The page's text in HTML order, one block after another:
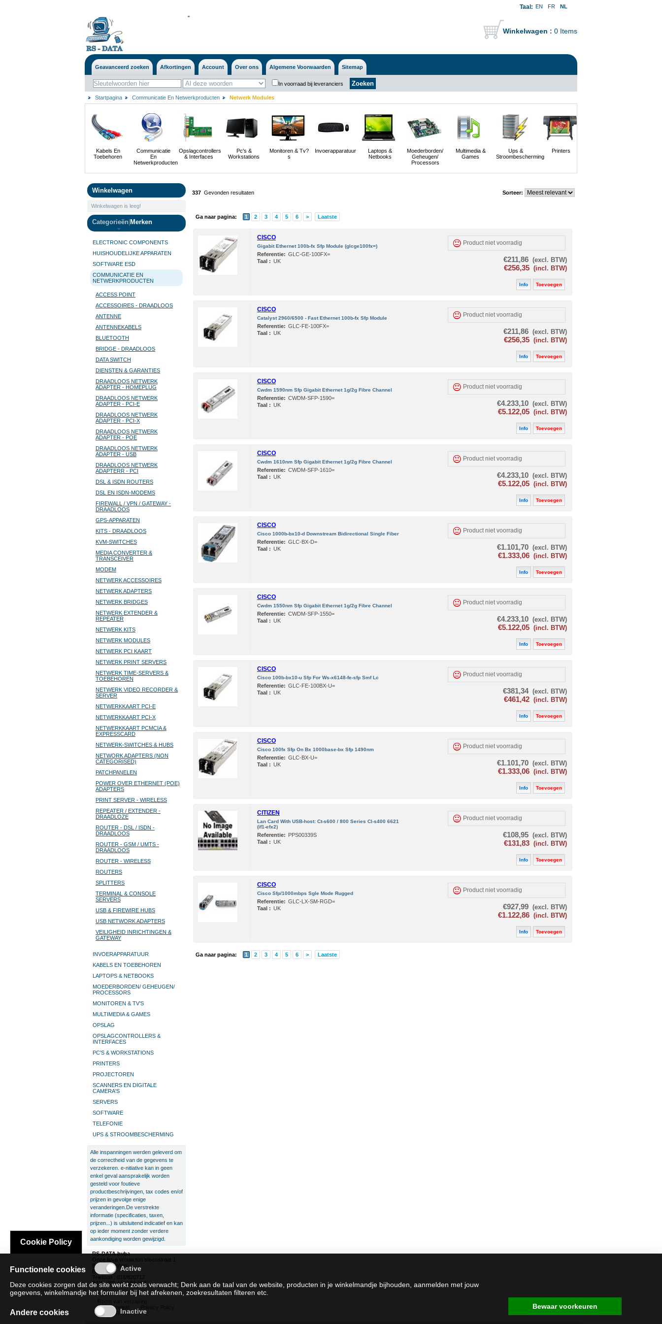
Taal: EN FR
NL
''
Winkelwagen : 0 Items
Geavanceerd zoeken Afkortingen Account Over ons Algemene Voorwaarden Sitemap
In voorraad bij leveranciers
Startpagina Communicatie En Netwerkproducten Netwerk Modules
Kabels En
Toebehoren
Communicatie
En
Netwerkproducten
Opslagcontrollers
& Interfaces
Pc's &
Workstations
Monitoren & Tv?
s
Invoerapparatuur
Laptops &
Netbooks
Moederborden/
Geheugen/
Processors
Multimedia &
Games
Ups &
Stroombescherming
Printers
Winkelwagen
Winkelwagen is leeg!
Categorieën Merken
ELECTRONIC COMPONENTS
HUISHOUDELIJKE APPARATEN
SOFTWARE ESD
COMMUNICATIE EN
NETWERKPRODUCTEN
ACCESS POINT
ACCESSOIRES - DRAADLOOS
ANTENNE
ANTENNEKABELS
BLUETOOTH
BRIDGE - DRAADLOOS
DATA SWITCH
DIENSTEN & GARANTIES
DRAADLOOS NETWERK
ADAPTER - HOMEPLUG
DRAADLOOS NETWERK
ADAPTER - PCI-E
DRAADLOOS NETWERK
ADAPTER - PCI-X
DRAADLOOS NETWERK
ADAPTER - POE
DRAADLOOS NETWERK
ADAPTER - USB
DRAADLOOS NETWERK
ADAPTERR - PCI
DSL & ISDN ROUTERS
DSL EN ISDN-MODEMS
FIREWALL / VPN / GATEWAY -
DRAADLOOS
GPS-APPARATEN
KITS - DRAADLOOS
KVM-SWITCHES
MEDIA CONVERTER &
TRANSCEIVER
MODEM
NETWERK ACCESSOIRES
NETWERK ADAPTERS
NETWERK BRIDGES
NETWERK EXTENDER &
REPEATER
NETWERK KITS
NETWERK MODULES
NETWERK PCI KAART
NETWERK PRINT SERVERS
NETWERK TIME-SERVERS &
TOEBEHOREN
NETWERK VIDEO RECORDER &
SERVER
NETWERKKAART PCI-E
NETWERKKAART PCI-X
NETWERKKAART PCMCIA &
EXPRESSCARD
NETWERK-SWITCHES & HUBS
NETWORK ADAPTERS (NON
CATEGORISED)
PATCHPANELEN
POWER OVER ETHERNET (POE)
ADAPTERS
PRINT SERVER - WIRELESS
REPEATER / EXTENDER -
DRAADLOZE
ROUTER - DSL / ISDN -
DRAADLOOS
ROUTER - GSM / UMTS -
DRAADLOOS
ROUTER - WIRELESS
ROUTERS
SPLITTERS
TERMINAL & CONSOLE
SERVERS
USB & FIREWIRE HUBS
USB NETWORK ADAPTERS
VEILIGHEID INRICHTINGEN &
GATEWAY
INVOERAPPARATUUR
KABELS EN TOEBEHOREN
LAPTOPS & NETBOOKS
MOEDERBORDEN/ GEHEUGEN/
PROCESSORS
MONITOREN & TV’S
MULTIMEDIA & GAMES
OPSLAG
OPSLAGCONTROLLERS &
INTERFACES
PC'S & WORKSTATIONS
PRINTERS
PROJECTOREN
SCANNERS EN DIGITALE
CAMERA'S
SERVERS
SOFTWARE
TELEFONIE
UPS & STROOMBESCHERMING
Alle inspanningen werden geleverd om
de correctheid van de gegevens te
verzekeren. e-nitiative kan in geen
enkel geval aansprakelijk worden
gesteld voor foutieve
productbeschrijvingen, tax codes en/of
prijzen in gevolge enige
veranderingen.De verstrekte
informatie (specificaties, taxen,
prijzen...) is uitsluitend indicatief en kan
op ieder moment zonder verdere
aankondiging worden gewijzigd.
RS-DATA bvba
Onze lieve vrouw ten steenstraat 1
B-3300 Tienen
België
Telefoon : 016/820712
BTW : BE 466.551.192
Recht van verzaking
Cookie beleid
Privacy Policy
SAT/SAR
337 Gevonden resultaten Sorteer:
Ga naar pagina: 1 2 3 4 5 6 > Laatste
CISCO
Gigabit Ethernet 100b-fx Sfp Module (glcge100fx=)
Referentie: GLC-GE-100FX=
Taal : UK
Product niet voorradig
€211,86 (excl. BTW)
€256,35 (incl. BTW)
Info Toevoegen
CISCO
Catalyst 2960/6500 - Fast Ethernet 100b-fx Sfp Module
Referentie: GLC-FE-100FX=
Taal : UK
Product niet voorradig
€211,86 (excl. BTW)
€256,35 (incl. BTW)
Info Toevoegen
CISCO
Cwdm 1590nm Sfp Gigabit Ethernet 1g/2g Fibre Channel
Referentie: CWDM-SFP-1590=
Taal : UK
Product niet voorradig
€4.233,10 (excl. BTW)
€5.122,05 (incl. BTW)
Info Toevoegen
CISCO
Cwdm 1610nm Sfp Gigabit Ethernet 1g/2g Fibre Channel
Referentie: CWDM-SFP-1610=
Taal : UK
Product niet voorradig
€4.233,10 (excl. BTW)
€5.122,05 (incl. BTW)
Info Toevoegen
CISCO
Cisco 1000b-bx10-d Downstream Bidirectional Single Fiber
Referentie: GLC-BX-D=
Taal : UK
Product niet voorradig
€1.101,70 (excl. BTW)
€1.333,06 (incl. BTW)
Info Toevoegen
CISCO
Cwdm 1550nm Sfp Gigabit Ethernet 1g/2g Fibre Channel
Referentie: CWDM-SFP-1550=
Taal : UK
Product niet voorradig
€4.233,10 (excl. BTW)
€5.122,05 (incl. BTW)
Info Toevoegen
CISCO
Cisco 100b-bx10-u Sfp For Ws-x6148-fe-sfp Smf Lc
Referentie: GLC-FE-100BX-U=
Taal : UK
Product niet voorradig
€381,34 (excl. BTW)
€461,42 (incl. BTW)
Info Toevoegen
CISCO
Cisco 100fx Sfp On Bx 1000base-bx Sfp 1490nm
Referentie: GLC-BX-U=
Taal : UK
Product niet voorradig
€1.101,70 (excl. BTW)
€1.333,06 (incl. BTW)
Info Toevoegen
CITIZEN
Lan Card With USB-host: Ct-s600 / 800 Series Cl-s400 6621
(if1-efx2)
Referentie: PPS00339S
Taal : UK
Product niet voorradig
€108,95 (excl. BTW)
€131,83 (incl. BTW)
Info Toevoegen
CISCO
Cisco Sfp/1000mbps Sgle Mode Rugged
Referentie: GLC-LX-SM-RGD=
Taal : UK
Product niet voorradig
€927,99 (excl. BTW)
€1.122,86 (incl. BTW)
Info Toevoegen
Ga naar pagina: 1 2 3 4 5 6 > Laatste
Cookie Policy
Functionele cookies
Deze cookies zorgen dat de site werkt zoals verwacht; Denk aan de taal van de website, producten in je winkelmandje bijhouden, aanmelden met jouw
gegevens, winkelmandje het formulier bij het afrekenen, zoekresultaten filteren etc.
Andere cookies
Bewaar voorkeuren